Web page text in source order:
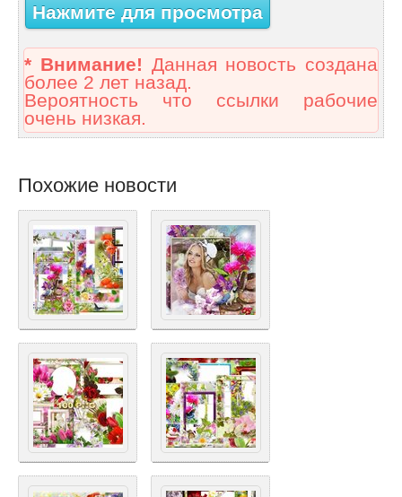
Нажмите для просмотра
* Внимание! Данная новость создана
более 2 лет назад.
Вероятность что ссылки рабочие
очень низкая.
Похожие новости